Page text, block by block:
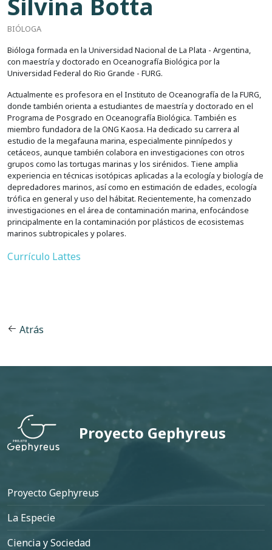
BIÓLOGA
Bióloga formada en la Universidad Nacional de La Plata - Argentina,
con maestría y doctorado en Oceanografía Biológica por la
Universidad Federal do Rio Grande - FURG.
Actualmente es profesora en el Instituto de Oceanografía de la FURG,
donde también orienta a estudiantes de maestría y doctorado en el
Programa de Posgrado en Oceanografía Biológica. También es
miembro fundadora de la ONG Kaosa. Ha dedicado su carrera al
estudio de la megafauna marina, especialmente pinnípedos y
cetáceos, aunque también colabora en investigaciones con otros
grupos como las tortugas marinas y los sirénidos. Tiene amplia
experiencia en técnicas isotópicas aplicadas a la ecología y biología de
depredadores marinos, así como en estimación de edades, ecología
trófica en general y uso del hábitat. Recientemente, ha comenzado
investigaciones en el área de contaminación marina, enfocándose
principalmente en la contaminación por plásticos de ecosistemas
marinos subtropicales y polares.
Currículo Lattes
Atrás
Proyecto Gephyreus
Pie de página
Proyecto Gephyreus
La Especie
Ciencia y Sociedad